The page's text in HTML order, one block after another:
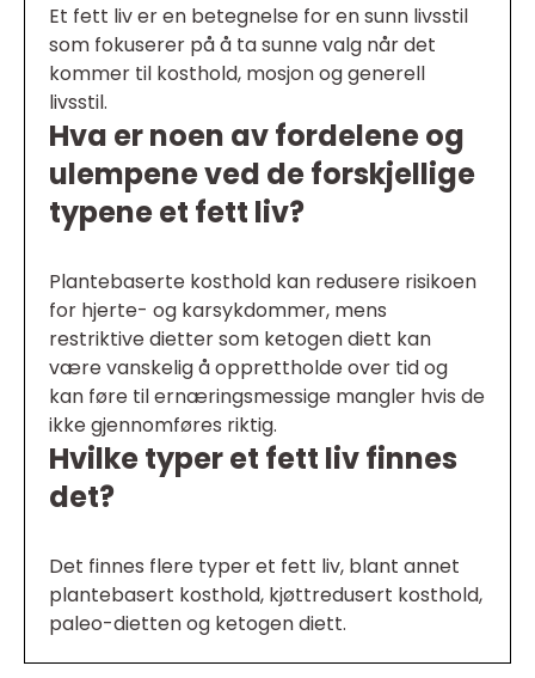
Et fett liv er en betegnelse for en sunn livsstil
som fokuserer på å ta sunne valg når det
kommer til kosthold, mosjon og generell
livsstil.
Hva er noen av fordelene og
ulempene ved de forskjellige
typene et fett liv?
Plantebaserte kosthold kan redusere risikoen
for hjerte- og karsykdommer, mens
restriktive dietter som ketogen diett kan
være vanskelig å opprettholde over tid og
kan føre til ernæringsmessige mangler hvis de
ikke gjennomføres riktig.
Hvilke typer et fett liv finnes
det?
Det finnes flere typer et fett liv, blant annet
plantebasert kosthold, kjøttredusert kosthold,
paleo-dietten og ketogen diett.